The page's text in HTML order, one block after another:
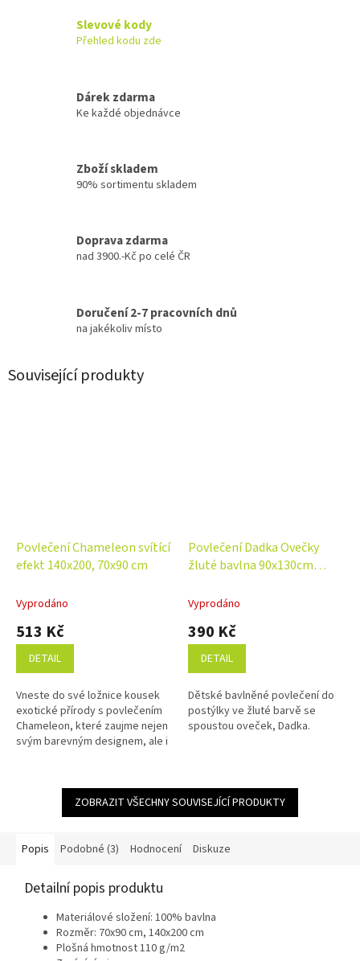
Slevové kody
Přehled kodu zde
Dárek zdarma
Ke každé objednávce
Zboží skladem
90% sortimentu skladem
Doprava zdarma
nad 3900.-Kč po celé ČR
Doručení 2-7 pracovních dnů
na jakékoliv místo
Související produkty
Povlečení Chameleon svítící
efekt 140x200, 70x90 cm
Vyprodáno
513 Kč
DETAIL
Vneste do své ložnice kousek
exotické přírody s povlečením
Chameleon, které zaujme nejen
svým barevným designem, ale i
Povlečení Dadka Ovečky
žluté bavlna 90x130cm
Vyprodáno
390 Kč
DETAIL
Dětské bavlněné povlečení do
postýlky ve žluté barvě se
spoustou oveček, Dadka.
ZOBRAZIT VŠECHNY SOUVISEJÍCÍ PRODUKTY
Popis Podobné (3) Hodnocení Diskuze
Detailní popis produktu
Materiálové složení: 100% bavlna
Rozměr: 70x90 cm, 140x200 cm
Plošná hmotnost 110 g/m2